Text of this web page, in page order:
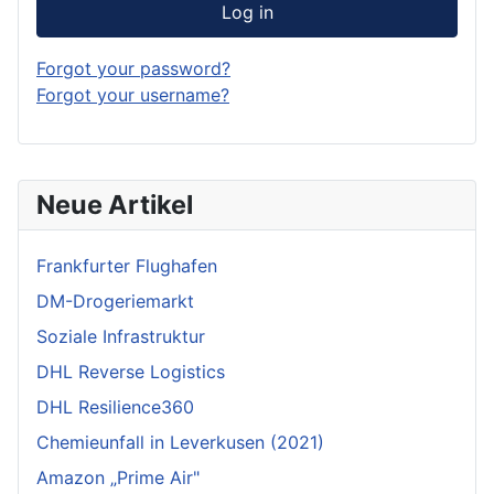
Neue Artikel
Frankfurter Flughafen
DM-Drogeriemarkt
Soziale Infrastruktur
DHL Reverse Logistics
DHL Resilience360
Chemieunfall in Leverkusen (2021)
Amazon „Prime Air"
Log in
Forgot your password?
Forgot your username?